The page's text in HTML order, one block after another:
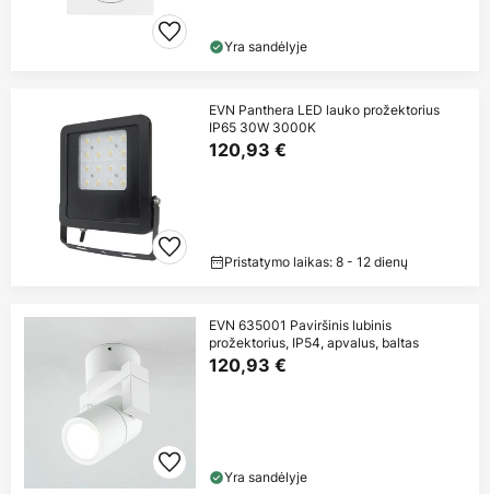
Yra sandėlyje
EVN Panthera LED lauko prožektorius
IP65 30W 3000K
120,93 €
Pristatymo laikas: 8 - 12 dienų
EVN 635001 Paviršinis lubinis
prožektorius, IP54, apvalus, baltas
120,93 €
Yra sandėlyje